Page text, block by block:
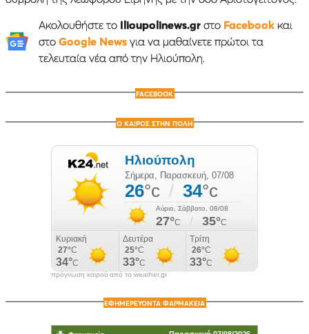
Ακολουθήστε το Ilioupolinews.grστο Facebookκαι
στο Google Newsγια να μαθαίνετε πρώτοι τα
τελευταία νέα από την Ηλιούπολη.
FACEBOOK
Ο ΚΑΙΡΟΣ ΣΤΗΝ ΠΟΛΗ
πρόγνωση καιρού από το weather.gr
ΕΦΗΜΕΡΕΥΟΝΤΑ ΦΑΡΜΑΚΕΙΑ